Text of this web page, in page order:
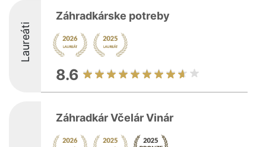
Laureáti
Záhradkárske potreby
8.6
Záhradkár Včelár Vinár